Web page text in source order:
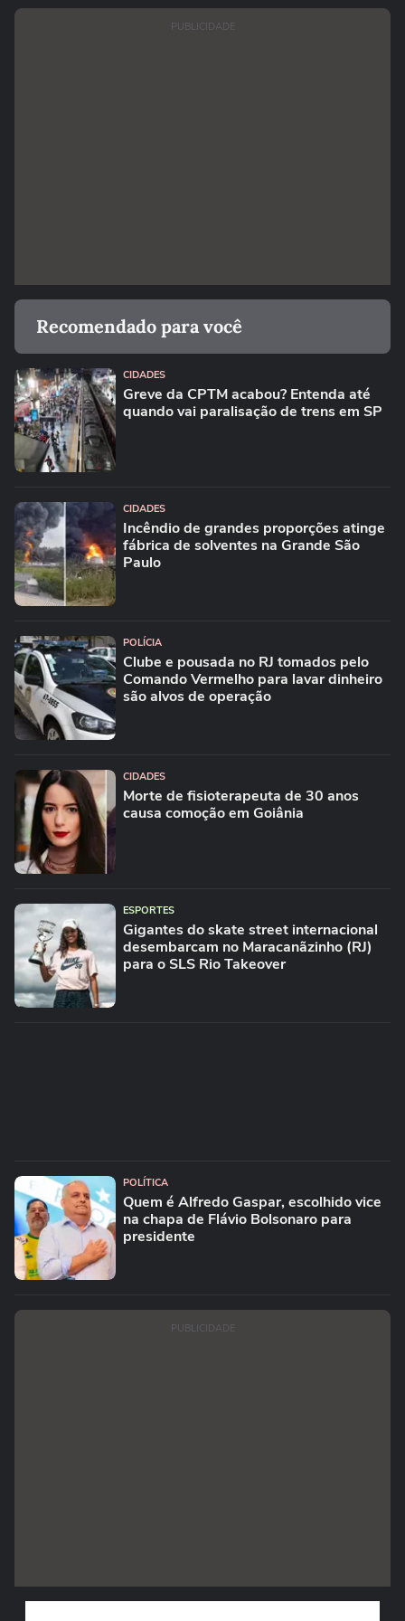
PUBLICIDADE
Recomendado para você
CIDADES
Greve da CPTM acabou? Entenda até
quando vai paralisação de trens em SP
CIDADES
Incêndio de grandes proporções atinge
fábrica de solventes na Grande São
Paulo
POLÍCIA
Clube e pousada no RJ tomados pelo
Comando Vermelho para lavar dinheiro
são alvos de operação
CIDADES
Morte de fisioterapeuta de 30 anos
causa comoção em Goiânia
ESPORTES
Gigantes do skate street internacional
desembarcam no Maracanãzinho (RJ)
para o SLS Rio Takeover
POLÍTICA
Quem é Alfredo Gaspar, escolhido vice
na chapa de Flávio Bolsonaro para
presidente
PUBLICIDADE